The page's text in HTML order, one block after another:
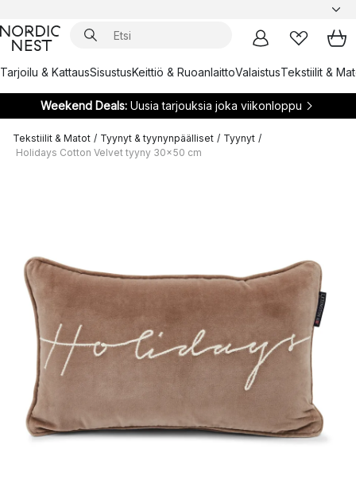
Tarjoilu & KattausSisustusKeittiö & RuoanlaittoValaistusTekstiilit &
Weekend Deals:Uusia tarjouksia joka viikonloppu
Tekstiilit & Matot / Tyynyt & tyynynpäälliset / Tyynyt /
Holidays Cotton Velvet tyyny 30x50 cm